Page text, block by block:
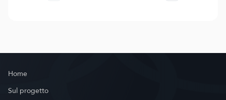
Home
Sul progetto